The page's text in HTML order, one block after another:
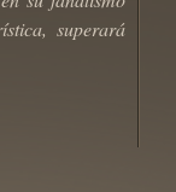
superará